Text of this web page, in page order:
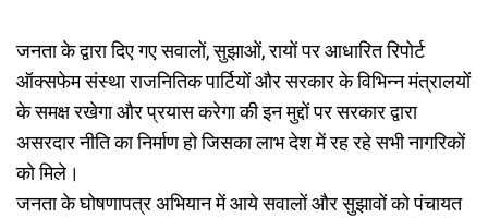
जनता के द्वारा दिए गए सवालों, सुझाओं, रायों पर आधारित रिपोर्ट
ऑक्सफेम संस्था राजनितिक पार्टियों और सरकार के विभिन्न मंत्रालयों
के समक्ष रखेगा और प्रयास करेगा की इन मुद्दों पर सरकार द्वारा
असरदार नीति का निर्माण हो जिसका लाभ देश में रह रहे सभी नागरिकों
को मिले।
जनता के घोषणापत्र अभियान में आये सवालों और सुझावों को पंचायत